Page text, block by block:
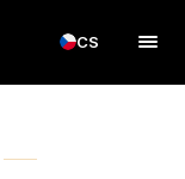
CS